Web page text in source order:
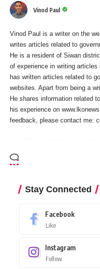
Vinod Paul
Vinod Paul is a writer on the
writes articles related to
He is a resident of Siwan
of experience in writing
has written articles related to
websites. Apart from being a
He shares information related
his experience on
feedback, please contact me:
Stay Connected
Facebook
Like
Instagram
Follow